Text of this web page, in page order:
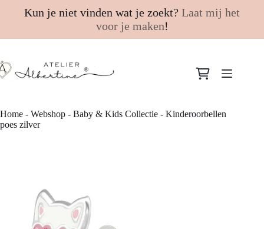
Kun je niet vinden wat je zoekt? Laat mij het
voor je maken!
naar
de
Winkelwagen
Home - Webshop - Baby & Kids Collectie - Kinderoorbellen
poes zilver